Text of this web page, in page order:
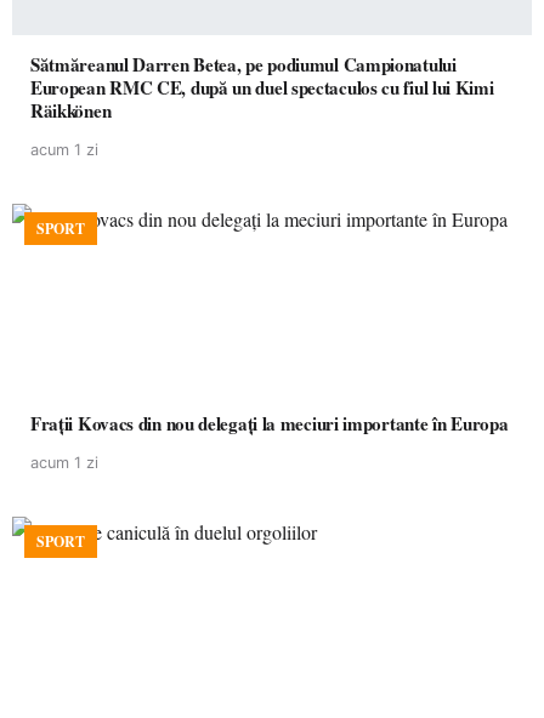
Sătmăreanul Darren Betea, pe podiumul Campionatului
European RMC CE, după un duel spectaculos cu fiul lui Kimi
Räikkönen
acum 1 zi
SPORT
Frații Kovacs din nou delegați la meciuri importante în Europa
acum 1 zi
SPORT